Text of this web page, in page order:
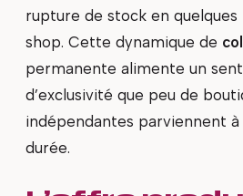
rupture de stock en quelques
shop. Cette dynamique de
permanente alimente un
d’exclusivité que peu de
indépendantes parviennent
durée.